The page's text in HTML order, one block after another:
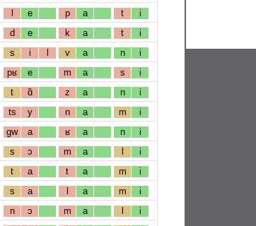
l e p a t i
d e k a t i
s i l v a n i
pʁ e m a s i
t ɑ̃ z a n i
ts y n a m i
gw a ʁ a n i
s ɔ m a l i
t a t a m i
s a l a m i
n ɔ m a l i